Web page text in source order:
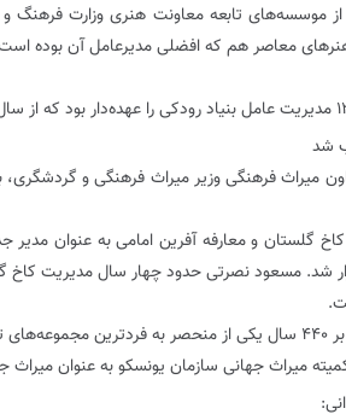
از موسسه‌های تابعه معاونت هنری وزارت
معاصر هم که افضلی مدیرعامل آن بوده است،
شد
میراث فرهنگی وزیر میراث فرهنگی و
گلستان و معارفه آفرین امامی به عنوان مدیر
شد. مسعود نصرتی حدود چهار سال مدیریت کاخ
میراث جهانی سازمان یونسکو به عنوان میراث